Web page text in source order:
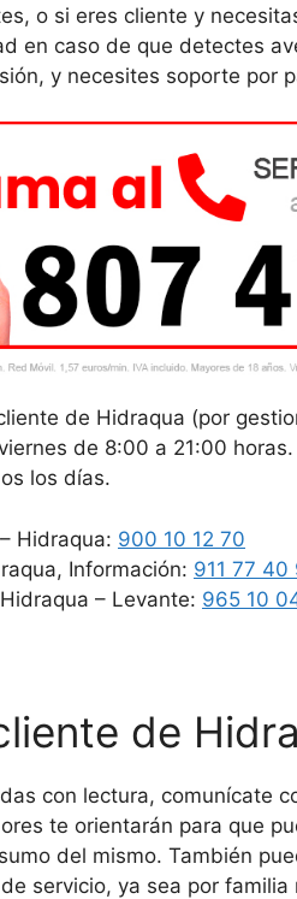
o si eres cliente y
en caso de que detectes
y necesites soporte por
de Hidraqua (por
de 8:00 a 21:00
los días.
Hidraqua: 900 10 12 70
Información: 911 77 40
– Levante: 965 10
de
con lectura, comunícate
te orientarán para que
del mismo. También
servicio, ya sea por